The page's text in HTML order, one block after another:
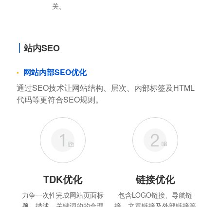
关。
站内SEO
网站内部SEO优化
通过SEO技术让网站结构、层次、内部标签及HTML
代码等更符合SEO规则。
TDK优化
力争一次性完成网站页面标
链接优化
包含LOGO链接、导航链